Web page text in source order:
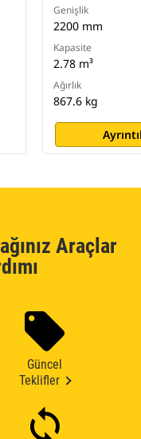
Genişlik
2200 mm
Kapasite
2.78 m³
Ağırlık
867.6 kg
Araçlar
Güncel
Teklifler